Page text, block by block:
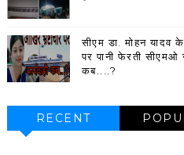
सीएम डा. मोहन यादव
पर पानी फेरती सीएमओ
कब....?
RECENT